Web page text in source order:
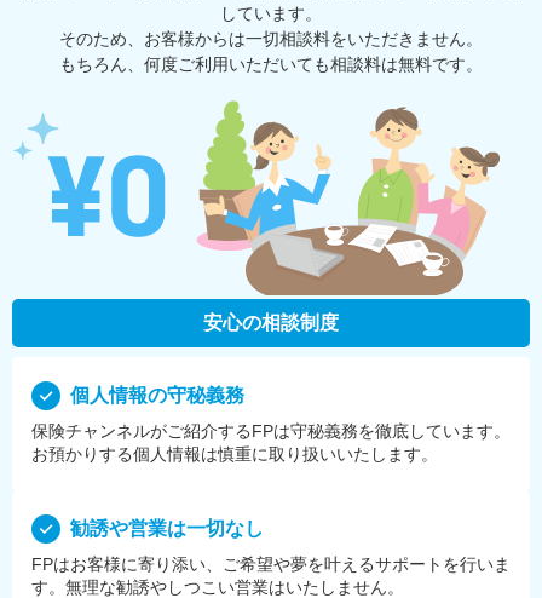
しています。
そのため、お客様からは一切相談料をいただきません。
もちろん、何度ご利⽤いただいても相談料は無料です。
安心の相談制度
個⼈情報の守秘義務
保険チャンネルがご紹介するFPは守秘義務を徹底しています。
お預かりする個⼈情報は慎重に取り扱いいたします。
勧誘や営業は⼀切なし
FPはお客様に寄り添い、ご希望や夢を叶えるサポートを⾏いま
す。無理な勧誘やしつこい営業はいたしません。